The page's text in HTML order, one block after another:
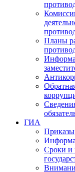
Планы
ГИА
Приказы
Сроки и